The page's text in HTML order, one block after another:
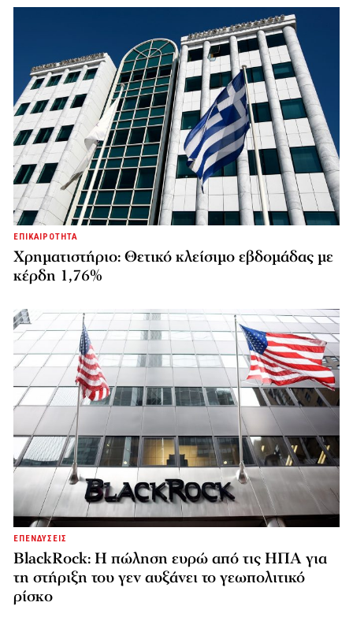
ΕΠΙΚΑΙΡΟΤΗΤΑ
Χρηματιστήριο: Θετικό κλείσιμο εβδομάδας με
κέρδη 1,76%
ΕΠΕΝΔΥΣΕΙΣ
BlackRock: Η πώληση ευρώ από τις ΗΠΑ για
τη στήριξη του γεν αυξάνει το γεωπολιτικό
ρίσκο